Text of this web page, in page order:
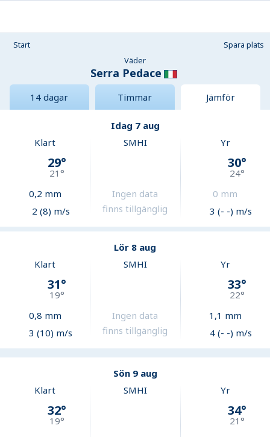
Start
Spara plats
Väder
Serra Pedace
14 dagar Timmar Jämför
Idag 7 aug
Klart
29°
21°
0,2 mm
2 (8) m/s
SMHI
Ingen data
finns tillgänglig
Yr
30°
24°
0 mm
3 (- -) m/s
Lör 8 aug
Klart
31°
19°
0,8 mm
3 (10) m/s
SMHI
Ingen data
finns tillgänglig
Yr
33°
22°
1,1 mm
4 (- -) m/s
Sön 9 aug
Klart
32°
19°
SMHI Yr
34°
21°